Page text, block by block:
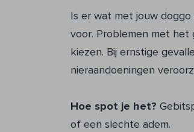
Is er wat met jouw
voor. Problemen met het
kiezen. Bij ernstige
nieraandoeningen
Hoe spot je het?
of een slechte adem.